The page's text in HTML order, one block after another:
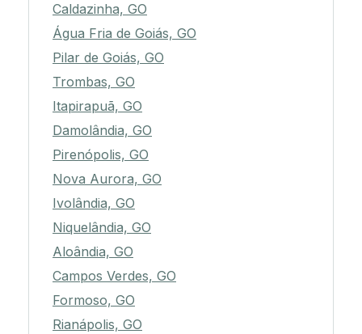
Caldazinha, GO
Água Fria de Goiás, GO
Pilar de Goiás, GO
Trombas, GO
Itapirapuã, GO
Damolândia, GO
Pirenópolis, GO
Nova Aurora, GO
Ivolândia, GO
Niquelândia, GO
Aloândia, GO
Campos Verdes, GO
Formoso, GO
Rianápolis, GO